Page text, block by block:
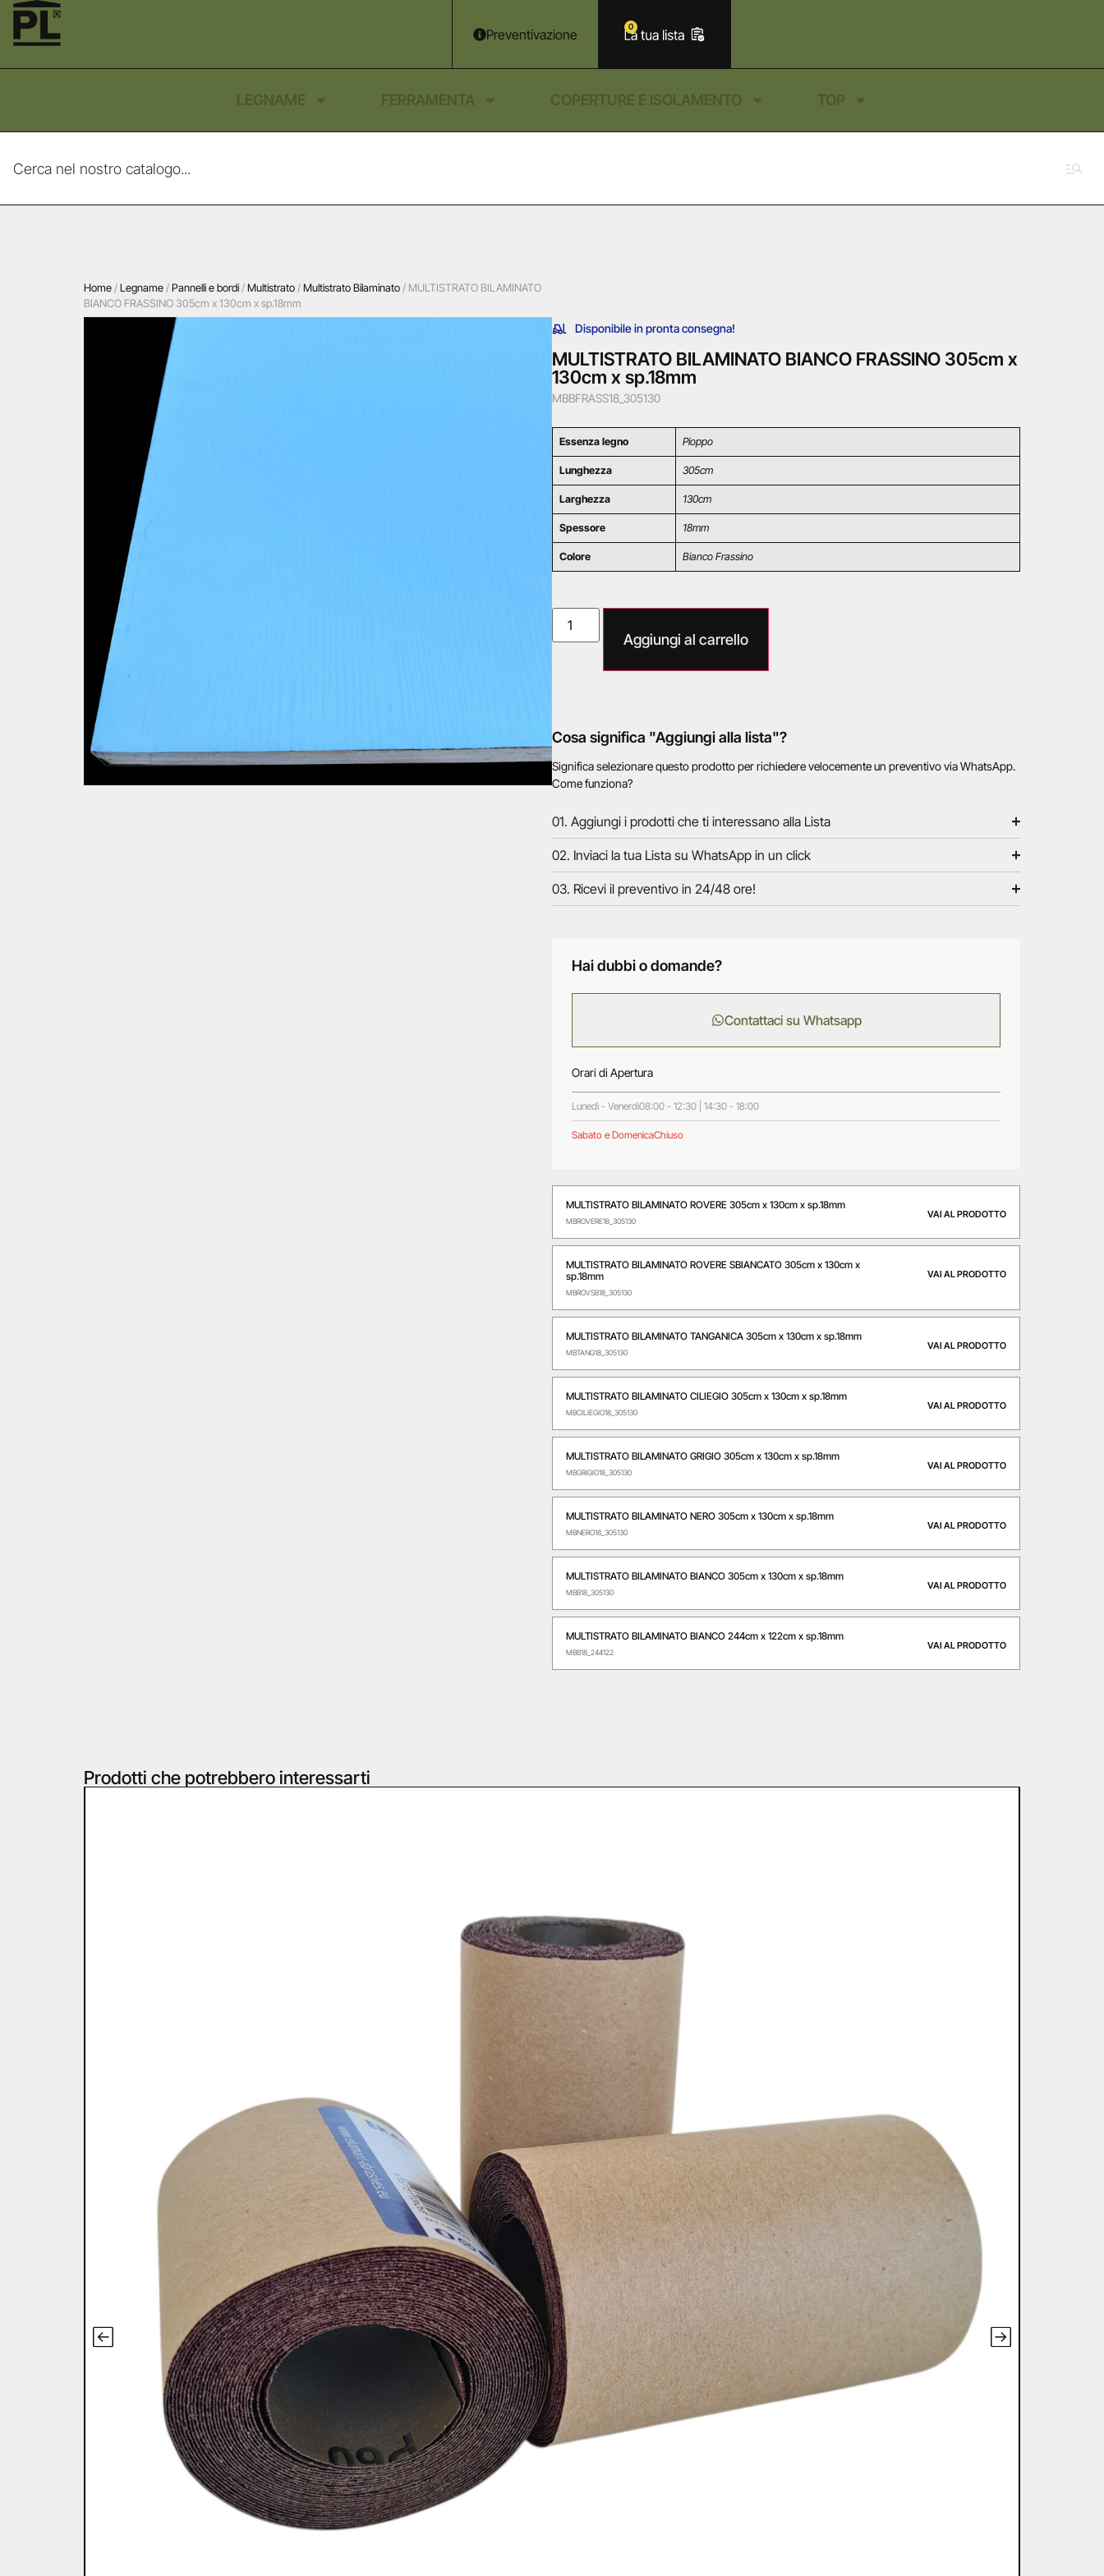
Preventivazione 0
LEGNAME FERRAMENTA COPERTURE E ISOLAMENTO TOP
Home /Legname /Pannelli e bordi /Multistrato /Multistrato Bilaminato / MULTISTRATO BILAMINATO
BIANCO FRASSINO 305cm x 130cm x sp.18mm
Disponibile in pronta consegna!
MULTISTRATO BILAMINATO BIANCO FRASSINO 305cm x
130cm x sp.18mm
MBBFRASS18_305130
Essenza legno Pioppo
Lunghezza 305cm
Larghezza 130cm
Spessore 18mm
Colore Bianco Frassino
Aggiungi al carrello
Cosa significa "Aggiungi alla lista"?
Significa selezionare questo prodotto per richiedere velocemente un preventivo via WhatsApp.
Come funziona?
01. Aggiungi i prodotti che ti interessano alla Lista
02. Inviaci la tua Lista su WhatsApp in un click
03. Ricevi il preventivo in 24/48 ore!
Hai dubbi o domande?
Contattaci su Whatsapp
Orari di Apertura
Lunedì - Venerdì08:00 - 12:30 | 14:30 - 18:00
Sabato e DomenicaChiuso
MULTISTRATO BILAMINATO ROVERE 305cm x 130cm x sp.18mm
MBROVERE18_305130
VAI AL PRODOTTO
MULTISTRATO BILAMINATO ROVERE SBIANCATO 305cm x 130cm x
sp.18mm
MBROVSB18_305130
VAI AL PRODOTTO
MULTISTRATO BILAMINATO TANGANICA 305cm x 130cm x sp.18mm
MBTANG18_305130
VAI AL PRODOTTO
MULTISTRATO BILAMINATO CILIEGIO 305cm x 130cm x sp.18mm
MBCILIEGIO18_305130
VAI AL PRODOTTO
MULTISTRATO BILAMINATO GRIGIO 305cm x 130cm x sp.18mm
MBGRIGIO18_305130
VAI AL PRODOTTO
MULTISTRATO BILAMINATO NERO 305cm x 130cm x sp.18mm
MBNERO18_305130
VAI AL PRODOTTO
MULTISTRATO BILAMINATO BIANCO 305cm x 130cm x sp.18mm
MBB18_305130
VAI AL PRODOTTO
MULTISTRATO BILAMINATO BIANCO 244cm x 122cm x sp.18mm
MBB18_244122
VAI AL PRODOTTO
Prodotti che potrebbero interessarti